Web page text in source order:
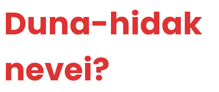
Duna-hidak
nevei?